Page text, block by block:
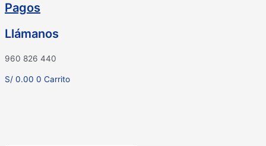
Pagos
Llámanos
960 826 440
S/ 0.00 0 Carrito